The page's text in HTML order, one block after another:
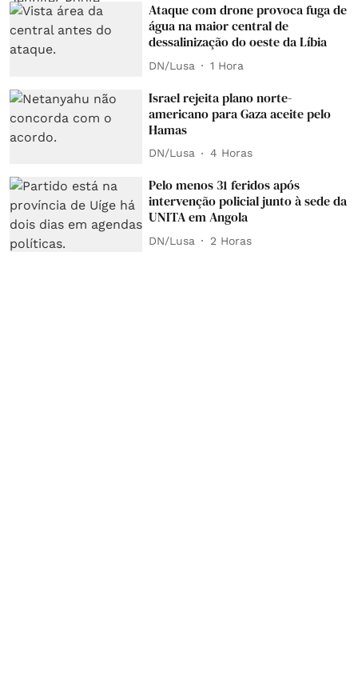
Ataque com drone provoca fuga de
água na maior central de
dessalinização do oeste da Líbia
DN/Lusa 1 Hora
Israel rejeita plano norte-
americano para Gaza aceite pelo
Hamas
DN/Lusa 4 Horas
Pelo menos 31 feridos após
intervenção policial junto à sede da
UNITA em Angola
DN/Lusa 2 Horas